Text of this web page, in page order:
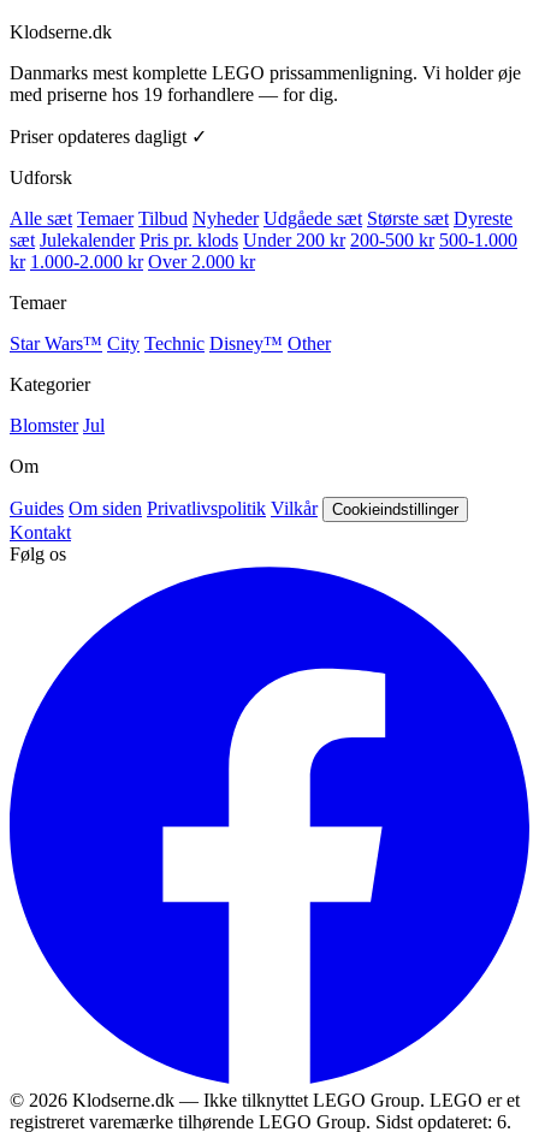
Klodserne.dk
Danmarks mest komplette LEGO prissammenligning. Vi holder øje
med priserne hos 19 forhandlere — for dig.
Priser opdateres dagligt ✓
Udforsk
Alle sæt Temaer Tilbud Nyheder Udgåede sæt Største sæt Dyreste
sæt Julekalender Pris pr. klods Under 200 kr 200-500 kr 500-1.000
kr 1.000-2.000 kr Over 2.000 kr
Temaer
Star Wars™ City Technic Disney™ Other
Kategorier
Blomster Jul
Om
Guides Om siden Privatlivspolitik Vilkår Cookieindstillinger
Kontakt
Følg os
© 2026 Klodserne.dk — Ikke tilknyttet LEGO Group. LEGO er et
registreret varemærke tilhørende LEGO Group. Sidst opdateret: 6.